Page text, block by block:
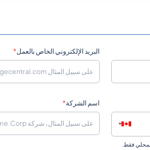
البريد الإلكتروني الخاص بالعمل*
فقط.
اسم الشركة*